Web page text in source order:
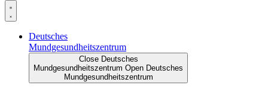
Deutsches
Mundgesundheitszentrum
Close Deutsches
Mundgesundheitszentrum Open Deutsches
Mundgesundheitszentrum